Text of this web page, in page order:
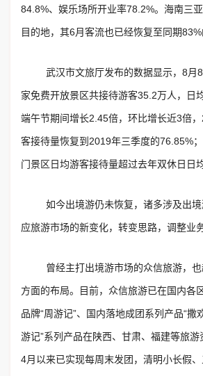
84.8%、娱乐场所开业率78.2%。海南三
目的地，其6月客流也已经恢复至同期83%
武汉市文旅厅发布的数据显示，8月
家免费开放景区共接待游客35.2万人，日
端午节期间增长2.45倍，环比增长近3倍
客接待量恢复到2019年三季度的76.85%
门景区日均游客接待量超过去年双休日日
如今出境游仍未恢复，诸多涉及出
应旅游市场的新变化，转变思路，调整业务
曾经主打出境游市场的众信旅游，
方面的布局。目前，众信旅游已在国内各
品牌“周游记”、国内落地成团系列产品“撒
游记”系列产品在陕西、甘肃、福建等旅游
4月以来已实现每周末发团，清明小长假